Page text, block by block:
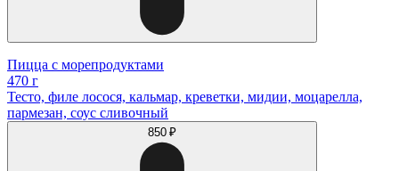
Пицца с морепродуктами
470 г
Тесто, филе лосося, кальмар, креветки, мидии, моцарелла,
пармезан, соус сливочный
850 ₽